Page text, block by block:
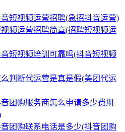
短视频运营招聘(急招抖音运营)
频运营招聘简章(招聘短视频运
短视频培训可靠吗(抖音短视频
么判断代运营是真是假(美团代运
团购服务商怎么申请多少费用
团购联系电话是多少(抖音团购